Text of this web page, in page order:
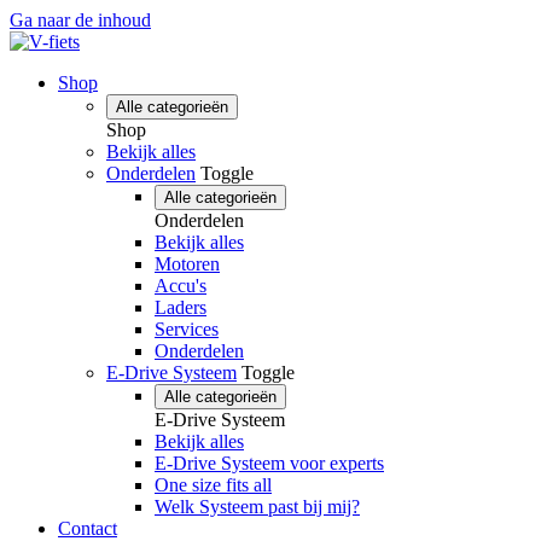
Ga naar de inhoud
Shop
Alle categorieën
Shop
Bekijk alles
Onderdelen Toggle
Alle categorieën
Onderdelen
Bekijk alles
Motoren
Accu's
Laders
Services
Onderdelen
E-Drive Systeem Toggle
Alle categorieën
E-Drive Systeem
Bekijk alles
E-Drive Systeem voor experts
One size fits all
Welk Systeem past bij mij?
Contact